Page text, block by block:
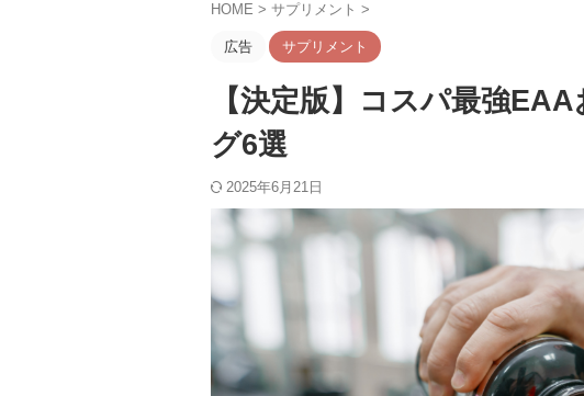
HOME > サプリメント >
広告 サプリメント
【決定版】コスパ最強
グ6選
2025年6月21日